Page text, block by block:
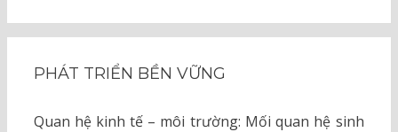
PHÁT TRIỂN BỀN VỮNG
Quan hệ kinh tế – môi trường: Mối quan hệ sinh